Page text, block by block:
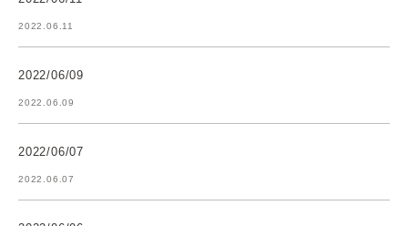
2022.06.11
2022/06/09
2022.06.09
2022/06/07
2022.06.07